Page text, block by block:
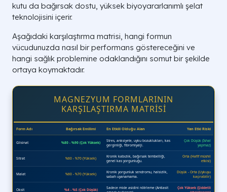
kutu da bağırsak dostu, yüksek biyoyararlanımlı şelat
teknolojisini içerir.
Aşağıdaki karşılaştırma matrisi, hangi formun
vücudunuzda nasıl bir performans göstereceğini ve
hangi sağlık problemine odaklandığını somut bir şekilde
ortaya koymaktadır.
MAGNEZYUM FORMLARININ
KARŞILAŞTIRMA MATRİSİ